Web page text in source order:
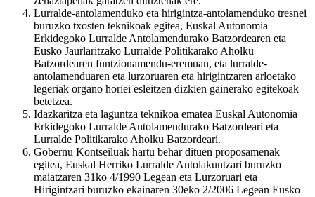
Lurralde-antolamenduko eta hirigintza-antolamenduko tresnei
buruzko txosten teknikoak egitea, Euskal Autonomia
Erkidegoko Lurralde Antolamendurako Batzordearen eta
Eusko Jaurlaritzako Lurralde Politikarako Aholku
Batzordearen funtzionamendu-eremuan, eta lurralde-
antolamenduaren eta lurzoruaren eta hirigintzaren arloetako
legeriak organo horiei esleitzen dizkien gainerako egitekoak
betetzea.
Idazkaritza eta laguntza teknikoa ematea Euskal Autonomia
Erkidegoko Lurralde Antolamendurako Batzordeari eta
Lurralde Politikarako Aholku Batzordeari.
Gobernu Kontseiluak hartu behar dituen proposamenak
egitea, Euskal Herriko Lurralde Antolakuntzari buruzko
maiatzaren 31ko 4/1990 Legean eta Lurzoruari eta
Hirigintzari buruzko ekainaren 30eko 2/2006 Legean Eusko